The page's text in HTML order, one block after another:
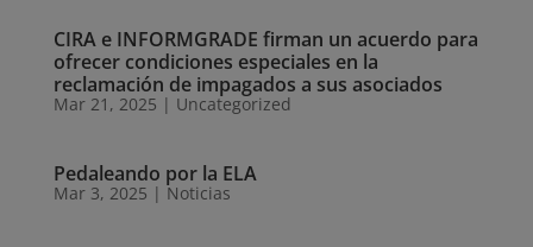
CIRA e INFORMGRADE firman un acuerdo para
ofrecer condiciones especiales en la
reclamación de impagados a sus asociados
Mar 21, 2025 | Uncategorized
Pedaleando por la ELA
Mar 3, 2025 | Noticias